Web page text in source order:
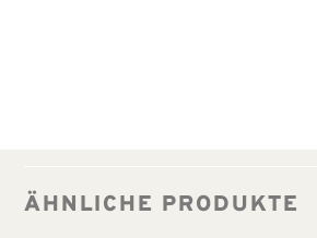
ÄHNLICHE PRODUKTE